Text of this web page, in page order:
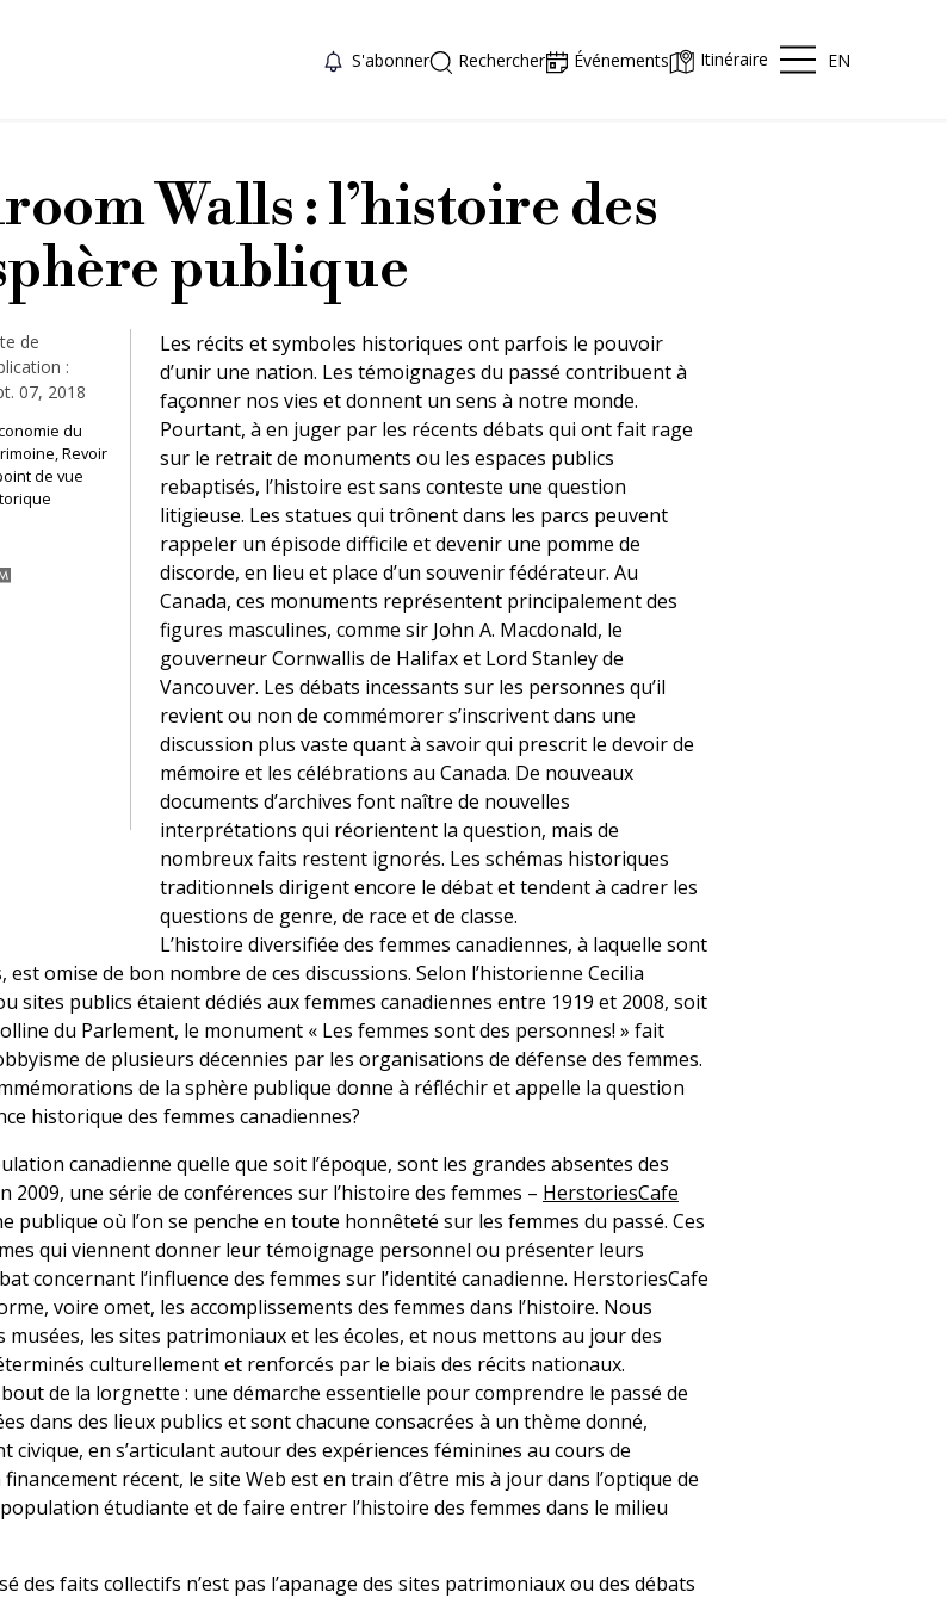
S'abonner Rechercher Événements Itinéraire EN
Walls : l’histoire des
publique
de
:
07, 2018
du
Revoir
de vue
Les récits et symboles historiques ont parfois le pouvoir
d’unir une nation. Les témoignages du passé contribuent à
façonner nos vies et donnent un sens à notre monde.
Pourtant, à en juger par les récents débats qui ont fait rage
sur le retrait de monuments ou les espaces publics
rebaptisés, l’histoire est sans conteste une question
litigieuse. Les statues qui trônent dans les parcs peuvent
rappeler un épisode difficile et devenir une pomme de
discorde, en lieu et place d’un souvenir fédérateur. Au
Canada, ces monuments représentent principalement des
figures masculines, comme sir John A. Macdonald, le
gouverneur Cornwallis de Halifax et Lord Stanley de
Vancouver. Les débats incessants sur les personnes qu’il
revient ou non de commémorer s’inscrivent dans une
discussion plus vaste quant à savoir qui prescrit le devoir de
mémoire et les célébrations au Canada. De nouveaux
documents d’archives font naître de nouvelles
interprétations qui réorientent la question, mais de
nombreux faits restent ignorés. Les schémas historiques
traditionnels dirigent encore le débat et tendent à cadrer les
questions de genre, de race et de classe.
L’histoire diversifiée des femmes canadiennes, à laquelle sont
omise de bon nombre de ces discussions. Selon l’historienne Cecilia
sites publics étaient dédiés aux femmes canadiennes entre 1919 et 2008, soit
du Parlement, le monument « Les femmes sont des personnes! » fait
de plusieurs décennies par les organisations de défense des femmes.
de la sphère publique donne à réfléchir et appelle la question
historique des femmes canadiennes?
canadienne quelle que soit l’époque, sont les grandes absentes des
2009, une série de conférences sur l’histoire des femmes – HerstoriesCafe
publique où l’on se penche en toute honnêteté sur les femmes du passé. Ces
qui viennent donner leur témoignage personnel ou présenter leurs
concernant l’influence des femmes sur l’identité canadienne. HerstoriesCafe
voire omet, les accomplissements des femmes dans l’histoire. Nous
musées, les sites patrimoniaux et les écoles, et nous mettons au jour des
culturellement et renforcés par le biais des récits nationaux.
de la lorgnette : une démarche essentielle pour comprendre le passé de
dans des lieux publics et sont chacune consacrées à un thème donné,
civique, en s’articulant autour des expériences féminines au cours de
financement récent, le site Web est en train d’être mis à jour dans l’optique de
étudiante et de faire entrer l’histoire des femmes dans le milieu
des faits collectifs n’est pas l’apanage des sites patrimoniaux ou des débats